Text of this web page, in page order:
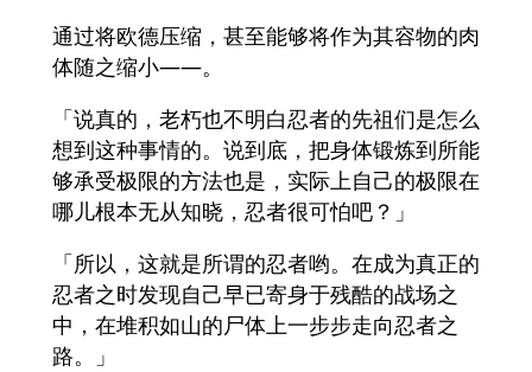
通过将欧德压缩，甚至能够将作为其容物的肉
体随之缩小——。
「说真的，老朽也不明白忍者的先祖们是怎么
想到这种事情的。说到底，把身体锻炼到所能
够承受极限的方法也是，实际上自己的极限在
哪儿根本无从知晓，忍者很可怕吧？」
「所以，这就是所谓的忍者哟。在成为真正的
忍者之时发现自己早已寄身于残酷的战场之
中，在堆积如山的尸体上一步步走向忍者之
路。」